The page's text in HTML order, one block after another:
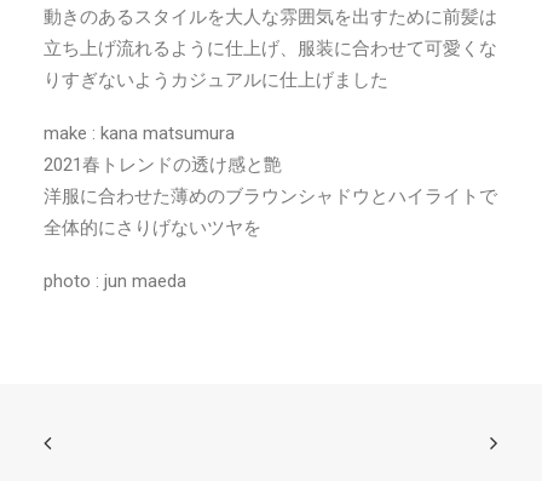
動きのあるスタイルを大人な雰囲気を出すために前髪は
立ち上げ流れるように仕上げ、服装に合わせて可愛くな
りすぎないようカジュアルに仕上げました
make : kana matsumura
2021春トレンドの透け感と艶
洋服に合わせた薄めのブラウンシャドウとハイライトで
全体的にさりげないツヤを
photo : jun maeda